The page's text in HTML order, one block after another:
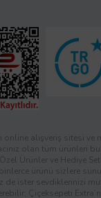
online alışveriş sitesi
olan tüm ürünleri
Ürünler ve Hediye
ürünü sizlere
de ister sevdiklerinizi
Çiçeksepeti